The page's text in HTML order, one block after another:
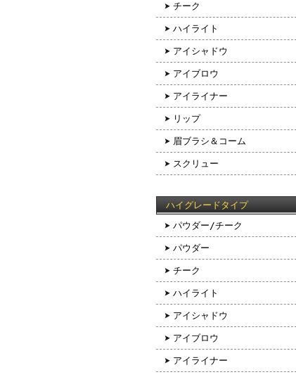
チーク
ハイライト
アイシャドウ
アイブロウ
アイライナー
リップ
眉ブラシ＆コーム
スクリュー
ハイグレードタイプ
パウダー/チーク
パウダー
チーク
ハイライト
アイシャドウ
アイブロウ
アイライナー